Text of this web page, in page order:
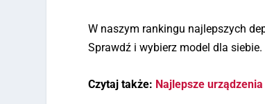
W naszym rankingu najlepszych
Sprawdź i wybierz model dla siebie.
Czytaj także: Najlepsze